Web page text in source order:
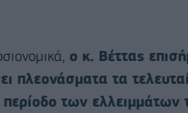
ο κ. Βέττας
πλεονάσματα τα
των ελλειμμάτων